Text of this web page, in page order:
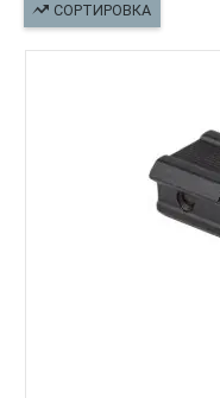
СОРТИРОВКА